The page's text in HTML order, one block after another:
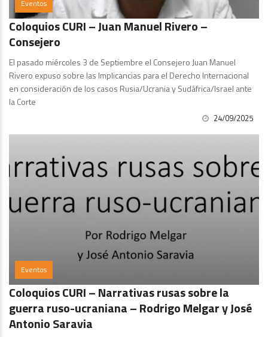
Eventos
Coloquios CURI – Juan Manuel Rivero –
Consejero
El pasado miércoles 3 de Septiembre el Consejero Juan Manuel
Rivero expuso sobre las Implicancias para el Derecho Internacional
en consideración de los casos Rusia/Ucrania y Sudáfrica/Israel ante
la Corte
24/09/2025
Eventos
Coloquios CURI – Narrativas rusas sobre la
guerra ruso-ucraniana – Rodrigo Melgar y José
Antonio Saravia